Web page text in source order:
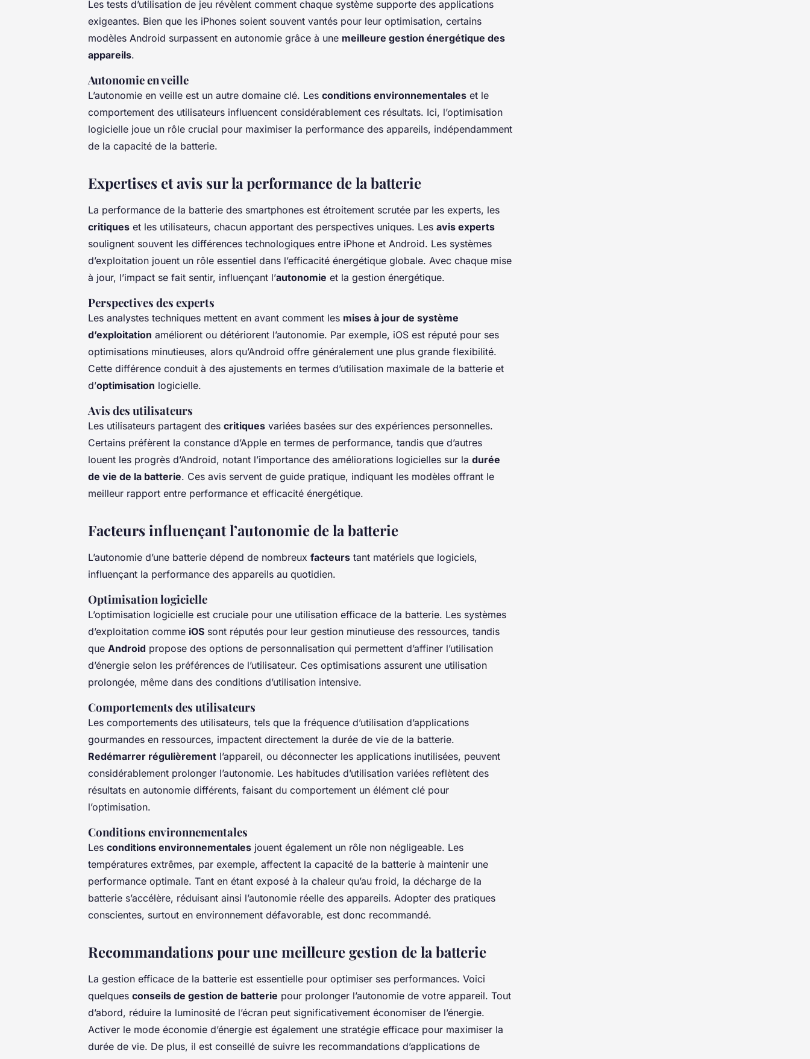
Les tests d’utilisation de jeu révèlent comment chaque système supporte des applications
exigeantes. Bien que les iPhones soient souvent vantés pour leur optimisation, certains
modèles Android surpassent en autonomie grâce à une meilleure gestion énergétique des
appareils.
Autonomie en veille
L’autonomie en veille est un autre domaine clé. Les conditions environnementales et le
comportement des utilisateurs influencent considérablement ces résultats. Ici, l’optimisation
logicielle joue un rôle crucial pour maximiser la performance des appareils, indépendamment
de la capacité de la batterie.
Expertises et avis sur la performance de la batterie
La performance de la batterie des smartphones est étroitement scrutée par les experts, les
critiques et les utilisateurs, chacun apportant des perspectives uniques. Les avis experts
soulignent souvent les différences technologiques entre iPhone et Android. Les systèmes
d’exploitation jouent un rôle essentiel dans l’efficacité énergétique globale. Avec chaque mise
à jour, l’impact se fait sentir, influençant l’autonomie et la gestion énergétique.
Perspectives des experts
Les analystes techniques mettent en avant comment les mises à jour de système
d’exploitation améliorent ou détériorent l’autonomie. Par exemple, iOS est réputé pour ses
optimisations minutieuses, alors qu’Android offre généralement une plus grande flexibilité.
Cette différence conduit à des ajustements en termes d’utilisation maximale de la batterie et
d’optimisation logicielle.
Avis des utilisateurs
Les utilisateurs partagent des critiques variées basées sur des expériences personnelles.
Certains préfèrent la constance d’Apple en termes de performance, tandis que d’autres
louent les progrès d’Android, notant l’importance des améliorations logicielles sur la durée
de vie de la batterie. Ces avis servent de guide pratique, indiquant les modèles offrant le
meilleur rapport entre performance et efficacité énergétique.
Facteurs influençant l’autonomie de la batterie
L’autonomie d’une batterie dépend de nombreux facteurs tant matériels que logiciels,
influençant la performance des appareils au quotidien.
Optimisation logicielle
L’optimisation logicielle est cruciale pour une utilisation efficace de la batterie. Les systèmes
d’exploitation comme iOS sont réputés pour leur gestion minutieuse des ressources, tandis
que Android propose des options de personnalisation qui permettent d’affiner l’utilisation
d’énergie selon les préférences de l’utilisateur. Ces optimisations assurent une utilisation
prolongée, même dans des conditions d’utilisation intensive.
Comportements des utilisateurs
Les comportements des utilisateurs, tels que la fréquence d’utilisation d’applications
gourmandes en ressources, impactent directement la durée de vie de la batterie.
Redémarrer régulièrement l’appareil, ou déconnecter les applications inutilisées, peuvent
considérablement prolonger l’autonomie. Les habitudes d’utilisation variées reflètent des
résultats en autonomie différents, faisant du comportement un élément clé pour
l’optimisation.
Conditions environnementales
Les conditions environnementales jouent également un rôle non négligeable. Les
températures extrêmes, par exemple, affectent la capacité de la batterie à maintenir une
performance optimale. Tant en étant exposé à la chaleur qu’au froid, la décharge de la
batterie s’accélère, réduisant ainsi l’autonomie réelle des appareils. Adopter des pratiques
conscientes, surtout en environnement défavorable, est donc recommandé.
Recommandations pour une meilleure gestion de la batterie
La gestion efficace de la batterie est essentielle pour optimiser ses performances. Voici
quelques conseils de gestion de batterie pour prolonger l’autonomie de votre appareil. Tout
d’abord, réduire la luminosité de l’écran peut significativement économiser de l’énergie.
Activer le mode économie d’énergie est également une stratégie efficace pour maximiser la
durée de vie. De plus, il est conseillé de suivre les recommandations d’applications de